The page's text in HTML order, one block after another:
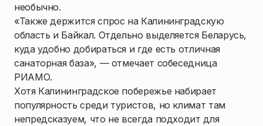
необычно.
«Также держится спрос на Калининградскую
область и Байкал. Отдельно выделяется Беларусь,
куда удобно добираться и где есть отличная
санаторная база», — отмечает собеседница
РИАМО.
Хотя Калининградское побережье набирает
популярность среди туристов, но климат там
непредсказуем, что не всегда подходит для